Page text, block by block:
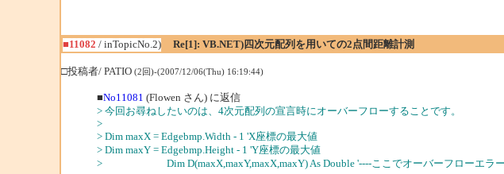
■11082 / inTopicNo.2)
Re[1]: VB.NET)四次元配列を用いての2点間距離計測
□投稿者/ PATIO (2回)-(2007/12/06(Thu) 16:19:44)
■No11081 (Flowen さん) に返信
> 今回お尋ねしたいのは、4次元配列の宣言時にオーバーフローすることです。
>
> Dim maxX = Edgebmp.Width - 1 'X座標の最大値
> Dim maxY = Edgebmp.Height - 1 'Y座標の最大値
> Dim D(maxX,maxY,maxX,maxY) As Double '----ここでオーバーフローエラー